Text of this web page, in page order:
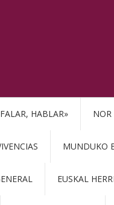
HABLAR» NOR
MUNDUKO
EUSKAL